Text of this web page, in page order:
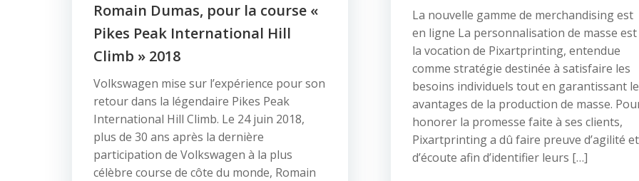
Romain Dumas, pour la course «
Pikes Peak International Hill
Climb » 2018
Volkswagen mise sur l’expérience pour son
retour dans la légendaire Pikes Peak
International Hill Climb. Le 24 juin 2018,
plus de 30 ans après la dernière
participation de Volkswagen à la plus
célèbre course de côte du monde, Romain
La nouvelle gamme de merchandising est
en ligne La personnalisation de masse est
la vocation de Pixartprinting, entendue
comme stratégie destinée à satisfaire les
besoins individuels tout en garantissant
avantages de la production de masse.
honorer la promesse faite à ses clients,
Pixartprinting a dû faire preuve d’agilité et
d’écoute afin d’identifier leurs […]